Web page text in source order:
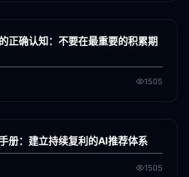
正确认知：不要在最重要的积累期
1505
册：建立持续复利的AI推荐体系
1505